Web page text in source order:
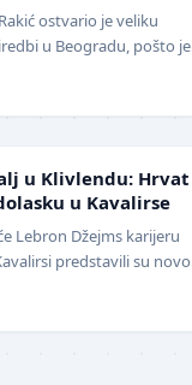
ostvario je veliku
u Beogradu, pošto je
u Klivlendu: Hrvat
u Kavalirse
Lebron Džejms karijeru
predstavili su novo